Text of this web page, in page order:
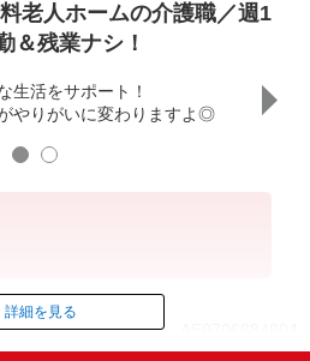
老人ホームの介護職／週1
＆残業ナシ！
生活をサポート！
やりがいに変わりますよ◎
職場
私た
時給1,177円〜
む
ID：AE0706884804
詳細を見る